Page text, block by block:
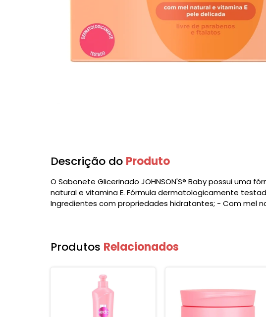
Descrição do Produto
O Sabonete Glicerinado JOHNSON'S® Baby possui uma
natural e vitamina E. Fórmula dermatologicamente
Ingredientes com propriedades hidratantes; - Com mel
Produtos Relacionados